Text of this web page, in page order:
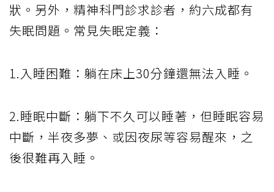
狀。另外，精神科門診求診者，約六成都有
失眠問題。常見失眠定義：
1.入睡困難：躺在床上30分鐘還無法入睡。
2.睡眠中斷：躺下不久可以睡著，但睡眠容易
中斷，半夜多夢、或因夜尿等容易醒來，之
後很難再入睡。